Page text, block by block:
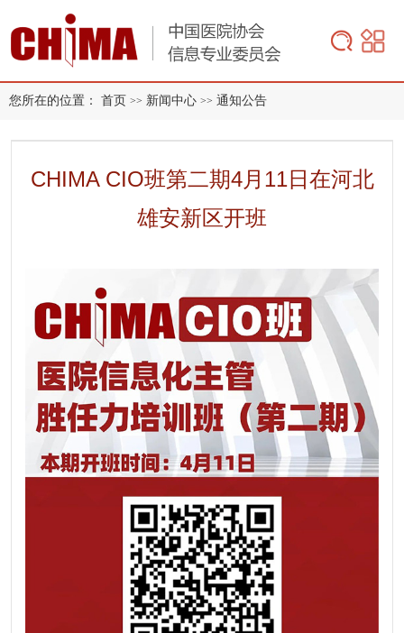
您所在的位置： 首页 >> 新闻中心 >> 通知公告
CHIMA CIO班第二期4月11日在河北
雄安新区开班